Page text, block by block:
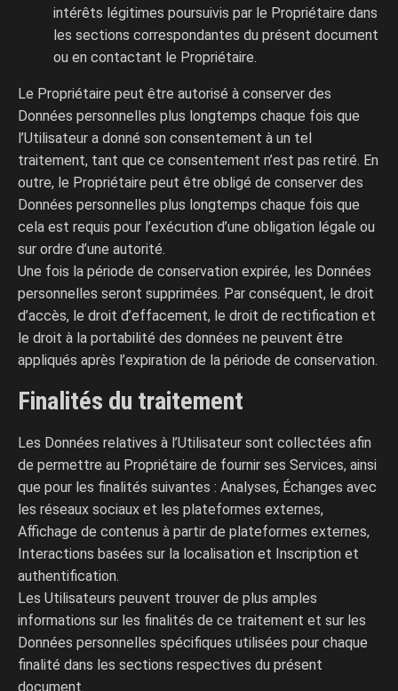
intérêts légitimes poursuivis par le Propriétaire dans
les sections correspondantes du présent document
ou en contactant le Propriétaire.
Le Propriétaire peut être autorisé à conserver des
Données personnelles plus longtemps chaque fois que
l’Utilisateur a donné son consentement à un tel
traitement, tant que ce consentement n’est pas retiré. En
outre, le Propriétaire peut être obligé de conserver des
Données personnelles plus longtemps chaque fois que
cela est requis pour l’exécution d’une obligation légale ou
sur ordre d’une autorité.
Une fois la période de conservation expirée, les Données
personnelles seront supprimées. Par conséquent, le droit
d’accès, le droit d’effacement, le droit de rectification et
le droit à la portabilité des données ne peuvent être
appliqués après l’expiration de la période de conservation.
Finalités du traitement
Les Données relatives à l’Utilisateur sont collectées afin
de permettre au Propriétaire de fournir ses Services, ainsi
que pour les finalités suivantes : Analyses, Échanges avec
les réseaux sociaux et les plateformes externes,
Affichage de contenus à partir de plateformes externes,
Interactions basées sur la localisation et Inscription et
authentification.
Les Utilisateurs peuvent trouver de plus amples
informations sur les finalités de ce traitement et sur les
Données personnelles spécifiques utilisées pour chaque
finalité dans les sections respectives du présent
document.